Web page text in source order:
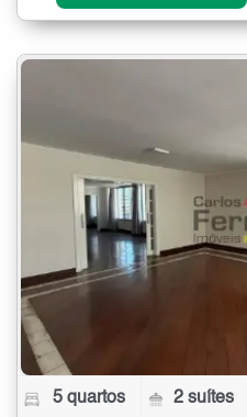
5 quartos 2 suítes